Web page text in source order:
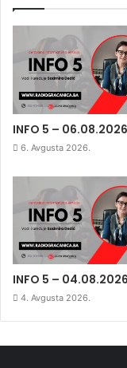
INFO 5 –
6. Avgusta 2026.
INFO 5 –
4. Avgusta 2026.